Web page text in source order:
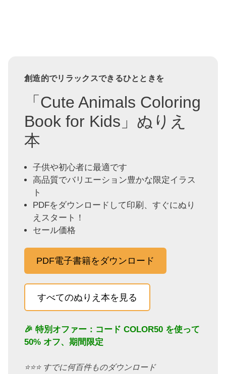
創造的でリラックスできるひとときを
「Cute Animals Coloring
Book for Kids」ぬりえ
本
子供や初心者に最適です
高品質でバリエーション豊かな限定イラス
ト
PDFをダウンロードして印刷、すぐにぬり
えスタート！
セール価格
PDF電子書籍をダウンロード
すべてのぬりえ本を見る
🎉 特別オファー：コード COLOR50 を使って
50% オフ、期間限定
⭐️⭐️⭐️ すでに何百件ものダウンロード